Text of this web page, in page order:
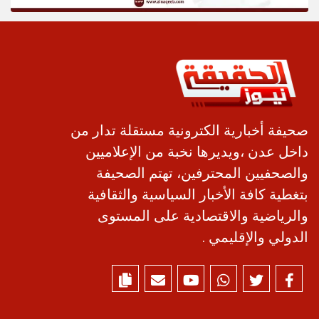
صحيفة أخبارية الكترونية مستقلة تدار من
داخل عدن ،ويديرها نخبة من الإعلاميين
والصحفيين المحترفين، تهتم الصحيفة
بتغطية كافة الأخبار السياسية والثقافية
والرياضية والاقتصادية على المستوى
الدولي والإقليمي .